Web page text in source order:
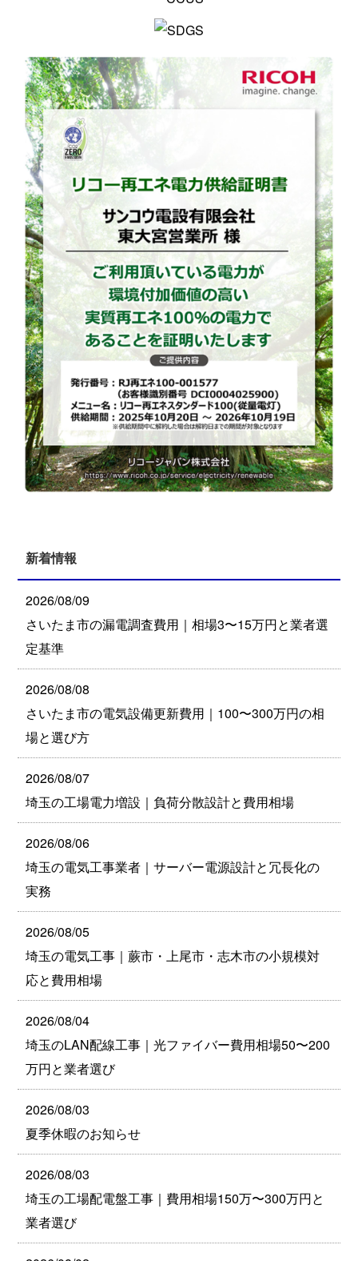
新着情報
2026/08/09
さいたま市の漏電調査費用｜相場3〜15万円と業者選
定基準
2026/08/08
さいたま市の電気設備更新費用｜100〜300万円の相
場と選び方
2026/08/07
埼玉の工場電力増設｜負荷分散設計と費用相場
2026/08/06
埼玉の電気工事業者｜サーバー電源設計と冗長化の
実務
2026/08/05
埼玉の電気工事｜蕨市・上尾市・志木市の小規模対
応と費用相場
2026/08/04
埼玉のLAN配線工事｜光ファイバー費用相場50〜200
万円と業者選び
2026/08/03
夏季休暇のお知らせ
2026/08/03
埼玉の工場配電盤工事｜費用相場150万〜300万円と
業者選び